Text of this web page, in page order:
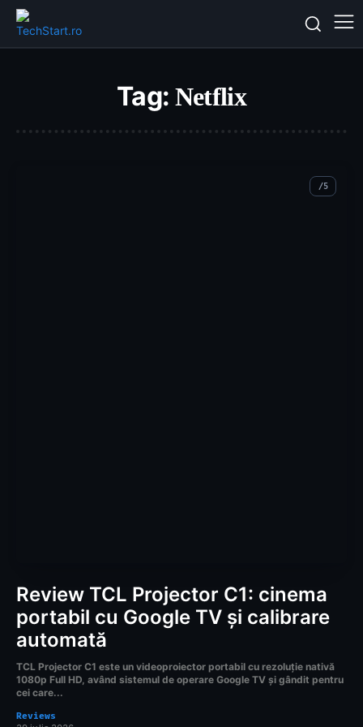
Tag: Netflix
Review TCL Projector C1: cinema
portabil cu Google TV și calibrare
automată
TCL Projector C1 este un videoproiector portabil cu rezoluție nativă
1080p Full HD, având sistemul de operare Google TV și gândit pentru
cei care...
Reviews